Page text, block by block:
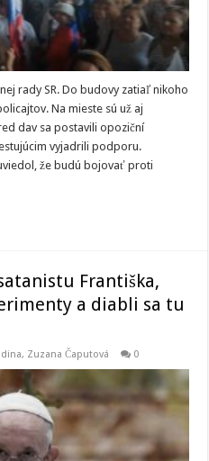
rady SR. Do budovy zatiaľ nikoho
Na mieste sú už aj
dav sa postavili opoziční
vyjadrili podporu.
že budú bojovať proti
Františka,
a diabli sa tu
, Zuzana Čaputová 0